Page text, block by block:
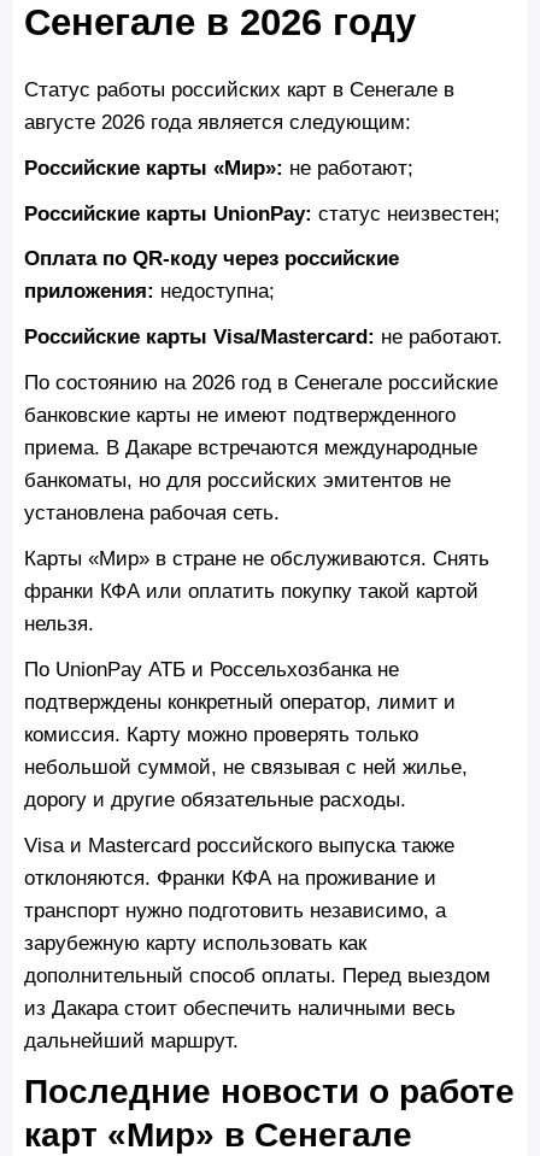
Сенегале в 2026 году
Статус работы российских карт в Сенегале в
августе 2026 года является следующим:
Российские карты «Мир»: не работают;
Российские карты UnionPay: статус неизвестен;
Оплата по QR-коду через российские
приложения: недоступна;
Российские карты Visa/Mastercard: не работают.
По состоянию на 2026 год в Сенегале российские
банковские карты не имеют подтвержденного
приема. В Дакаре встречаются международные
банкоматы, но для российских эмитентов не
установлена рабочая сеть.
Карты «Мир» в стране не обслуживаются. Снять
франки КФА или оплатить покупку такой картой
нельзя.
По UnionPay АТБ и Россельхозбанка не
подтверждены конкретный оператор, лимит и
комиссия. Карту можно проверять только
небольшой суммой, не связывая с ней жилье,
дорогу и другие обязательные расходы.
Visa и Mastercard российского выпуска также
отклоняются. Франки КФА на проживание и
транспорт нужно подготовить независимо, а
зарубежную карту использовать как
дополнительный способ оплаты. Перед выездом
из Дакара стоит обеспечить наличными весь
дальнейший маршрут.
Последние новости о работе
карт «Мир» в Сенегале